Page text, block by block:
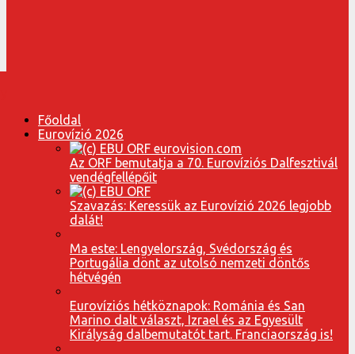
Főoldal
Eurovízió 2026
Az ORF bemutatja a 70. Eurovíziós Dalfesztivál
vendégfellépőit
Szavazás: Keressük az Eurovízió 2026 legjobb
dalát!
Ma este: Lengyelország, Svédország és
Portugália dönt az utolsó nemzeti döntős
hétvégén
Eurovíziós hétköznapok: Románia és San
Marino dalt választ, Izrael és az Egyesült
Királyság dalbemutatót tart. Franciaország is!